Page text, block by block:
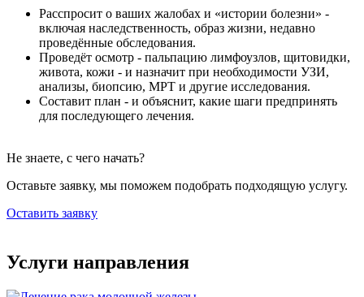
Расспросит о ваших жалобах и «истории болезни» -
включая наследственность, образ жизни, недавно
проведённые обследования.
Проведёт осмотр - пальпацию лимфоузлов, щитовидки,
живота, кожи - и назначит при необходимости УЗИ,
анализы, биопсию, МРТ и другие исследования.
Составит план - и объяснит, какие шаги предпринять
для последующего лечения.
Не знаете, с чего начать?
Оставьте заявку, мы поможем подобрать подходящую услугу.
Оставить заявку
Услуги направления